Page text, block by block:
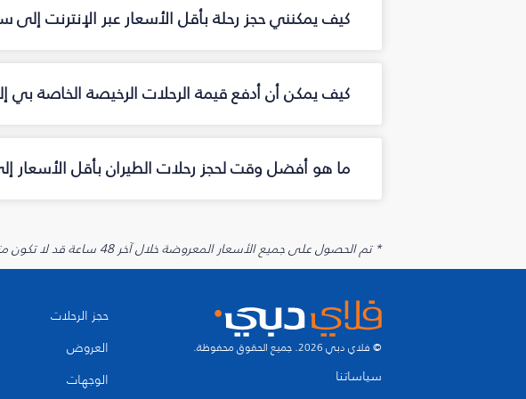
كيف يمكنني حجز رحلة بأقل الأسعار عبر الإنترنت
كيف يمكن أن أدفع قيمة الرحلات الرخيصة الخاصة بي
ما هو أفضل وقت لحجز رحلات الطيران بأقل الأسعار
* تم الحصول على جميع الأسعار المعروضة خلال آخر 48 ساعة قد لا تكون متوفرة في وقت الحجز. قد يتم تطبيق رسوم إضافية على الإضافات الاختيارية.
© فلاي دبي 2026. جميع الحقوق محفوظة.
سياساتنا
حجز الرحلات
العروض
الوجهات